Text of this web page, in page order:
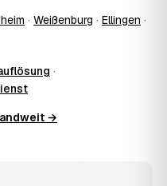
— stimmen Sie
das komplette
den Transport sowie die
Wunsch inklusive
· Weißenburg · Ellingen ·
·
→